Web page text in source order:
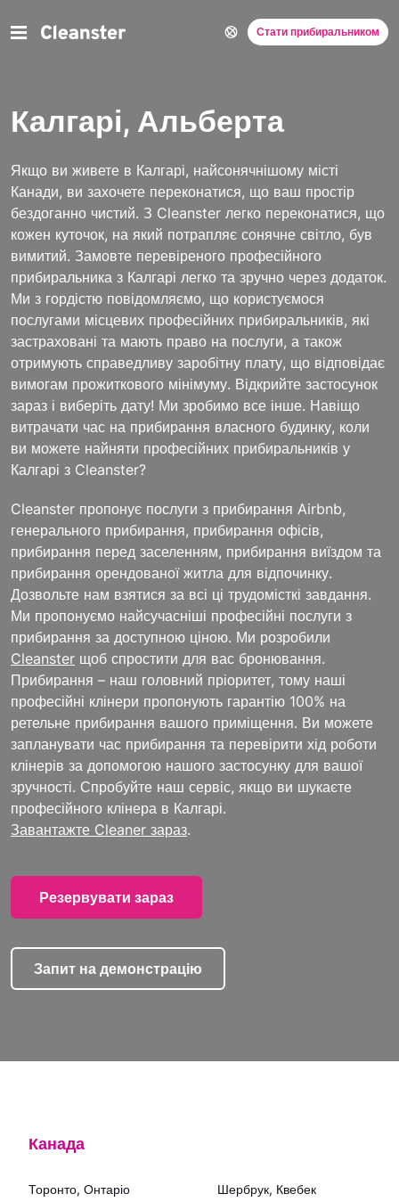
Стати прибиральником
Калгарі, Альберта
Якщо ви живете в Калгарі, найсонячнішому місті
Канади, ви захочете переконатися, що ваш простір
бездоганно чистий. З Cleanster легко переконатися, що
кожен куточок, на який потрапляє сонячне світло, був
вимитий. Замовте перевіреного професійного
прибиральника з Калгарі легко та зручно через додаток.
Ми з гордістю повідомляємо, що користуємося
послугами місцевих професійних прибиральників, які
застраховані та мають право на послуги, а також
отримують справедливу заробітну плату, що відповідає
вимогам прожиткового мінімуму. Відкрийте застосунок
зараз і виберіть дату! Ми зробимо все інше. Навіщо
витрачати час на прибирання власного будинку, коли
ви можете найняти професійних прибиральників у
Калгарі з Cleanster?
Cleanster пропонує послуги з прибирання Airbnb,
генерального прибирання, прибирання офісів,
прибирання перед заселенням, прибирання виїздом та
прибирання орендованої житла для відпочинку.
Дозвольте нам взятися за всі ці трудомісткі завдання.
Ми пропонуємо найсучасніші професійні послуги з
прибирання за доступною ціною. Ми розробили
Cleanster щоб спростити для вас бронювання.
Прибирання – наш головний пріоритет, тому наші
професійні клінери пропонують гарантію 100% на
ретельне прибирання вашого приміщення. Ви можете
запланувати час прибирання та перевірити хід роботи
клінерів за допомогою нашого застосунку для вашої
зручності. Спробуйте наш сервіс, якщо ви шукаєте
професійного клінера в Калгарі.
Завантажте Cleaner зараз.
Резервувати зараз
Запит на демонстрацію
Канада
Торонто, Онтаріо Шербрук, Квебек